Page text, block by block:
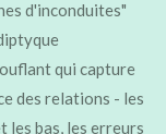
d'inconduites"
qui capture
des relations - les
les bas, les erreurs